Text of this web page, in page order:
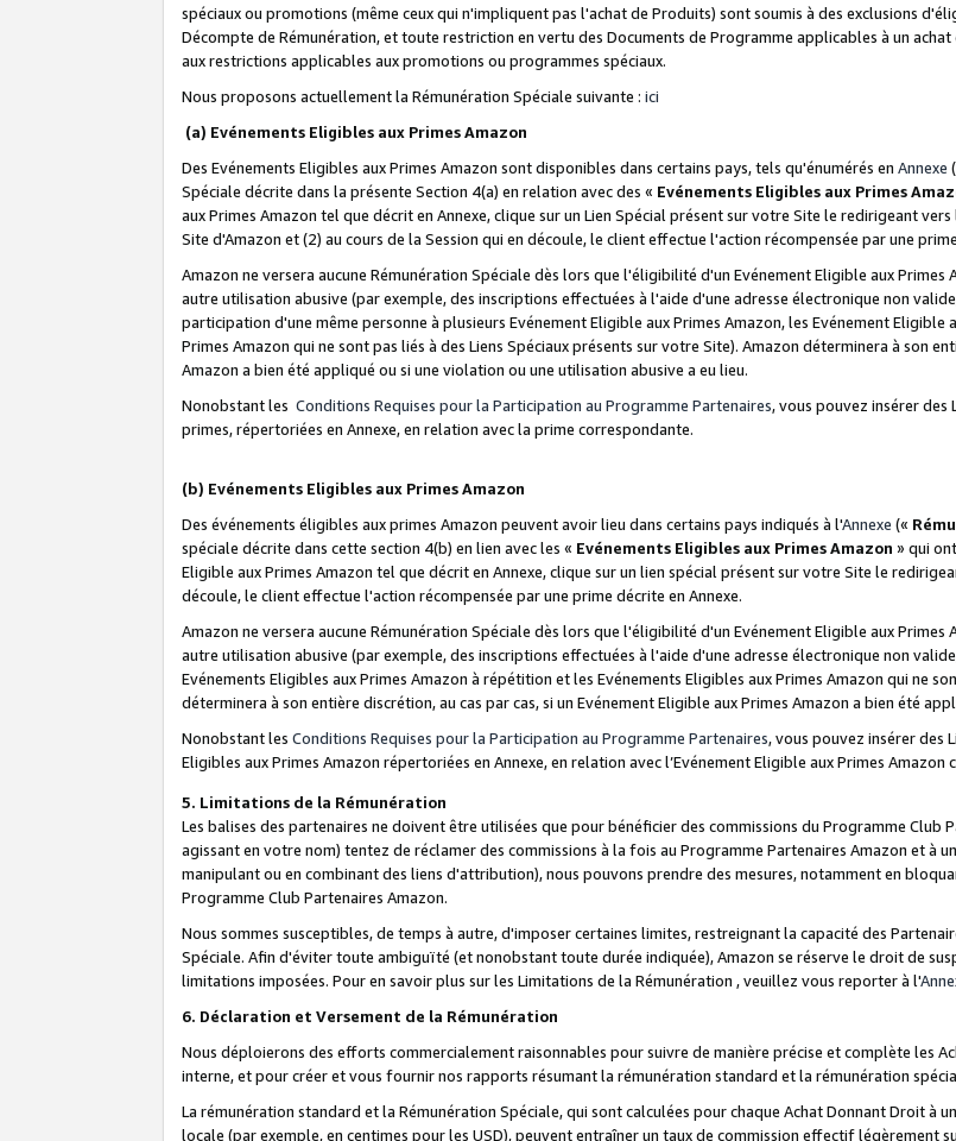
spéciaux ou promotions (même ceux qui n'impliquent pas l'achat de Produits) sont soumis à des exclusions
Décompte de Rémunération, et toute restriction en vertu des Documents de Programme applicables à un
aux restrictions applicables aux promotions ou programmes spéciaux.
Nous proposons actuellement la Rémunération Spéciale suivante : ici
(a) Evénements Eligibles aux Primes Amazon
Des Evénements Eligibles aux Primes Amazon sont disponibles dans certains pays, tels qu'énumérés en Annexe
Spéciale décrite dans la présente Section 4(a) en relation avec des « Evénements Eligibles aux Primes
aux Primes Amazon tel que décrit en Annexe, clique sur un Lien Spécial présent sur votre Site le redirigeant
Site d'Amazon et (2) au cours de la Session qui en découle, le client effectue l'action récompensée par une
Amazon ne versera aucune Rémunération Spéciale dès lors que l'éligibilité d'un Evénement Eligible aux
autre utilisation abusive (par exemple, des inscriptions effectuées à l'aide d'une adresse électronique non
participation d'une même personne à plusieurs Evénement Eligible aux Primes Amazon, les Evénement
Primes Amazon qui ne sont pas liés à des Liens Spéciaux présents sur votre Site). Amazon déterminera à son
Amazon a bien été appliqué ou si une violation ou une utilisation abusive a eu lieu.
Nonobstant les Conditions Requises pour la Participation au Programme Partenaires, vous pouvez insérer des
primes, répertoriées en Annexe, en relation avec la prime correspondante.
(b) Evénements Eligibles aux Primes Amazon
Des événements éligibles aux primes Amazon peuvent avoir lieu dans certains pays indiqués à l'Annexe («
spéciale décrite dans cette section 4(b) en lien avec les « Evénements Eligibles aux Primes Amazon » qui
Eligible aux Primes Amazon tel que décrit en Annexe, clique sur un lien spécial présent sur votre Site le
découle, le client effectue l'action récompensée par une prime décrite en Annexe.
Amazon ne versera aucune Rémunération Spéciale dès lors que l'éligibilité d'un Evénement Eligible aux
autre utilisation abusive (par exemple, des inscriptions effectuées à l'aide d'une adresse électronique non
Evénements Eligibles aux Primes Amazon à répétition et les Evénements Eligibles aux Primes Amazon qui ne
déterminera à son entière discrétion, au cas par cas, si un Evénement Eligible aux Primes Amazon a bien été
Nonobstant les Conditions Requises pour la Participation au Programme Partenaires, vous pouvez insérer des
Eligibles aux Primes Amazon répertoriées en Annexe, en relation avec l’Evénement Eligible aux Primes Amazon
5. Limitations de la Rémunération
Les balises des partenaires ne doivent être utilisées que pour bénéficier des commissions du Programme Club
agissant en votre nom) tentez de réclamer des commissions à la fois au Programme Partenaires Amazon et à
manipulant ou en combinant des liens d'attribution), nous pouvons prendre des mesures, notamment en
Programme Club Partenaires Amazon.
Nous sommes susceptibles, de temps à autre, d'imposer certaines limites, restreignant la capacité des
Spéciale. Afin d'éviter toute ambiguïté (et nonobstant toute durée indiquée), Amazon se réserve le droit de
limitations imposées. Pour en savoir plus sur les Limitations de la Rémunération , veuillez vous reporter à l'
6. Déclaration et Versement de la Rémunération
Nous déploierons des efforts commercialement raisonnables pour suivre de manière précise et complète les
interne, et pour créer et vous fournir nos rapports résumant la rémunération standard et la rémunération
La rémunération standard et la Rémunération Spéciale, qui sont calculées pour chaque Achat Donnant Droit à
locale (par exemple, en centimes pour les USD), peuvent entraîner un taux de commission effectif